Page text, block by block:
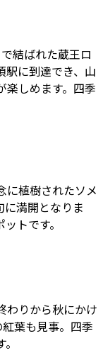
結ばれた蔵王ロ
駅に到達でき、山
楽しめます。四季
に植樹されたソメ
満開となりま
トです。
わりから秋にかけ
葉も見事。四季